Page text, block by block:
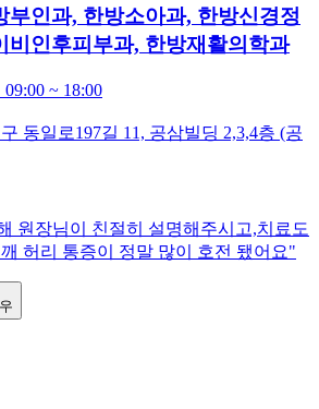
부인과, 한방소아과, 한방신경정
비인후피부과, 한방재활의학과
~ 18:00
동일로197길 11, 공삼빌딩 2,3,4층 (공
원장님이 친절히 설명해주시고,치료도
허리 통증이 정말 많이 호전 됐어요"